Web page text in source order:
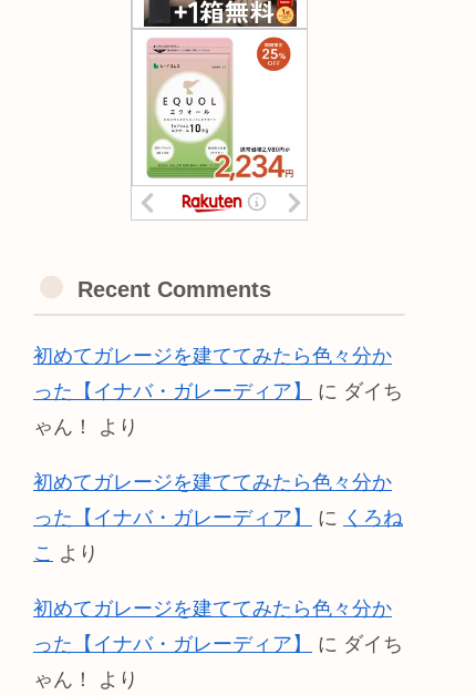
Recent Comments
初めてガレージを建ててみたら色々分か
った【イナバ・ガレーディア】
に ダイち
ゃん！
より
初めてガレージを建ててみたら色々分か
った【イナバ・ガレーディア】
に くろね
こ より
初めてガレージを建ててみたら色々分か
った【イナバ・ガレーディア】
に ダイち
ゃん！
より